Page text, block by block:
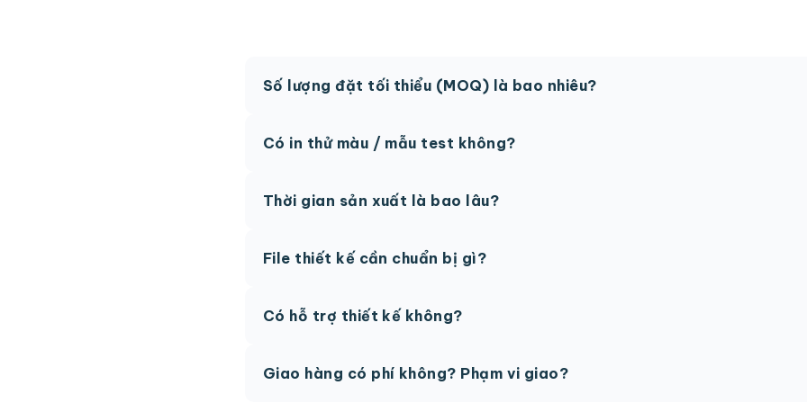
Số lượng đặt tối thiểu (MOQ) là bao nhiêu?
Có in thử màu / mẫu test không?
thức.
Thời gian sản xuất là bao lâu?
hệ để được tư vấn.
File thiết kế cần chuẩn bị gì?
phí.
Có hỗ trợ thiết kế không?
Giao hàng có phí không? Phạm vi giao?